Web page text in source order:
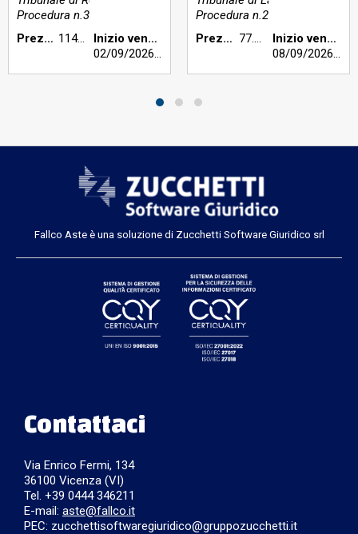
Procedura n.354/2022
Prezzo base €:
114.400,00
Inizio vendita:
Procedura n.240/2019
Prezzo base €:
Inizio vendita:
Fallco Aste è una soluzione di Zucchetti Software Giuridico srl
Contattaci
Via Enrico Fermi, 134
36100 Vicenza (VI)
Tel. +39 0444 346211
E-mail: aste@fallco.it
PEC: zucchettisoftwaregiuridico@gruppozucchetti.it